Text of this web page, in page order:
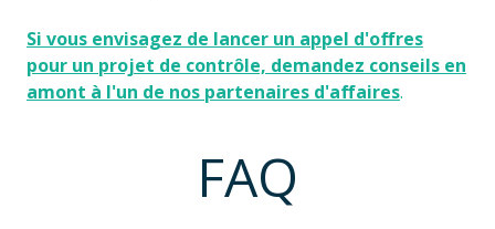
Si vous envisagez de lancer un appel d'offres
pour un projet de contrôle, demandez conseils en
amont à l'un de nos partenaires d'affaires.
FAQ